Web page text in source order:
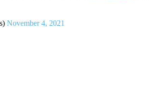
November 4, 2021